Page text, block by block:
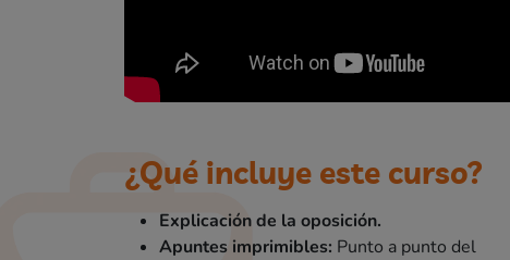
¿Qué incluye este curso?
Explicación de la oposición.
Apuntes imprimibles: Punto a punto del